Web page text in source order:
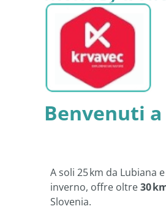
Benvenuti
A soli 25 km da Lubiana
inverno, offre oltre30
Slovenia.